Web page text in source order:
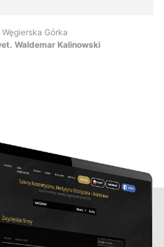
Górka
Waldemar Kalinowski